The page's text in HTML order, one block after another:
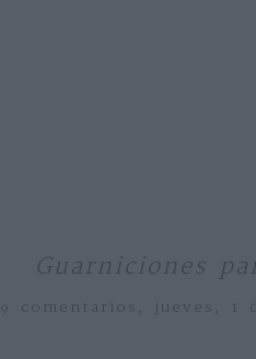
Guarniciones
9 comentarios, jueves, 1